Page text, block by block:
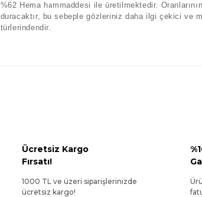
%62 Hema hammaddesi ile üretilmektedir.
duracaktır, bu sebeple gözleriniz daha ilgi çekici ve
türlerindendir.
Ücretsiz Kargo
Fırsatı!
1000 TL ve üzeri siparişlerinizde
ücretsiz kargo!